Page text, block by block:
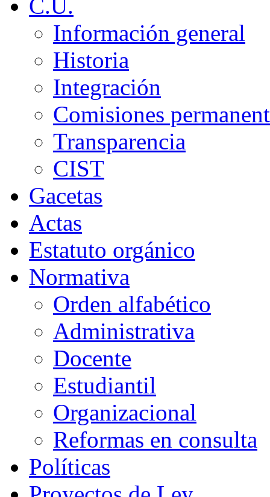
C.U.
Información general
Historia
Integración
Comisiones
Transparencia
CIST
Gacetas
Actas
Estatuto orgánico
Normativa
Orden alfabético
Administrativa
Docente
Estudiantil
Organizacional
Reformas en consulta
Políticas